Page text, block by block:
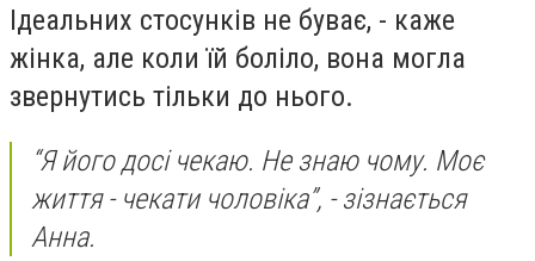
Ідеальних стосунків не буває, - каже
жінка, але коли їй боліло, вона могла
звернутись тільки до нього.
“Я його досі чекаю. Не знаю чому. Моє
життя - чекати чоловіка”, - зізнається
Анна.